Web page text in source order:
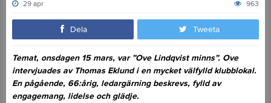
29 apr 963
Dela Tweeta
Temat, onsdagen 15 mars, var ”Ove Lindqvist minns”. Ove
intervjuades av Thomas Eklund i en mycket välfylld klubblokal.
En pågående, 66:årig, ledargärning beskrevs, fylld av
engagemang, lidelse och glädje.